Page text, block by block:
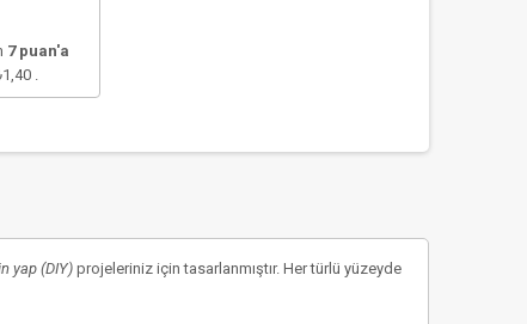
7puan'a
yap (DIY)projeleriniz için tasarlanmıştır. Her türlü yüzeyde